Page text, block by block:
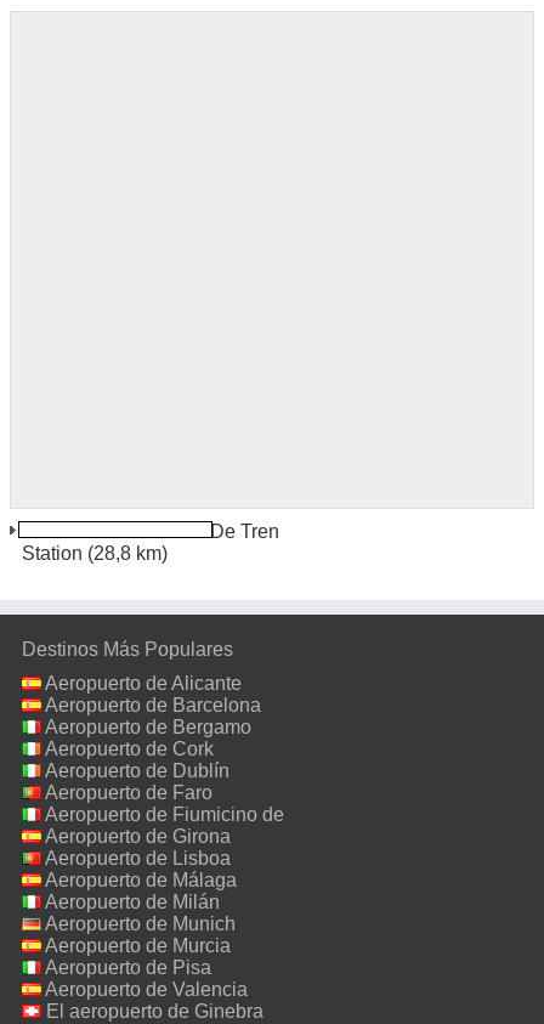
Guilin North Estación De Tren
Station (28,8 km)
Destinos Más Populares
Aeropuerto de Alicante
Aeropuerto de Barcelona
Aeropuerto de Bergamo
Aeropuerto de Cork
Aeropuerto de Dublín
Aeropuerto de Faro
Aeropuerto de Fiumicino de
Roma
Aeropuerto de Girona
Aeropuerto de Lisboa
Aeropuerto de Málaga
Aeropuerto de Milán
Malpensa
Aeropuerto de Munich
Aeropuerto de Murcia
Aeropuerto de Pisa
Aeropuerto de Valencia
El aeropuerto de Ginebra